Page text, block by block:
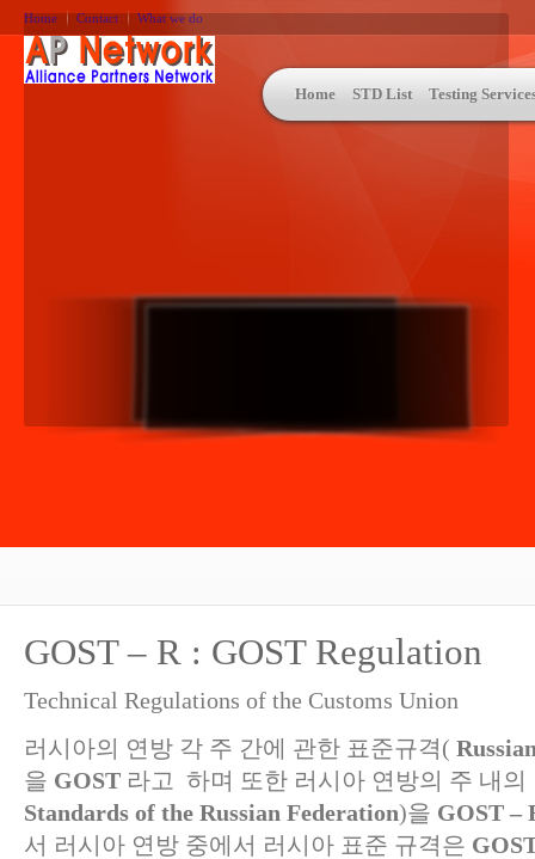
Home Contact What we do
Home STD List Testing
GOST – R : GOST Regulation
Technical Regulations of the Customs Union
러시아의 연방 각 주 간에 관한 표준규격(
을 GOST 라고 하며 또한 러시아 연방의 주 내
Standards of the Russian Federation)을 GOST –
서 러시아 연방 중에서 러시아 표준 규격은